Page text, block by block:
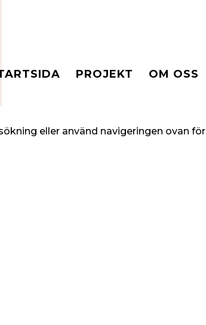
PROJEKT OM OSS
eller använd navigeringen ovan för